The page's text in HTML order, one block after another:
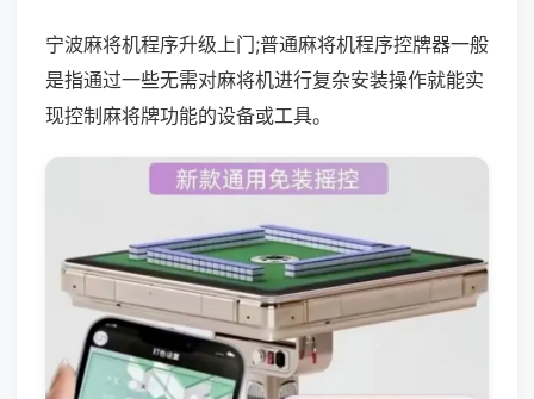
宁波麻将机程序升级上门;普通麻将机程序控牌器一般
是指通过一些无需对麻将机进行复杂安装操作就能实
现控制麻将牌功能的设备或工具。